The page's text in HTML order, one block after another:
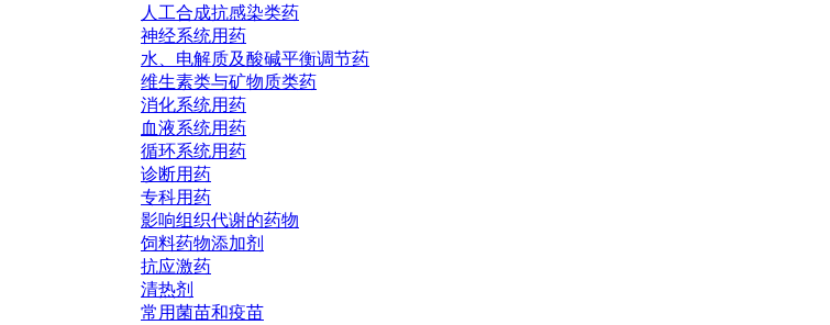
人工合成抗感染类药
神经系统用药
水、电解质及酸碱平衡调节药
维生素类与矿物质类药
消化系统用药
血液系统用药
循环系统用药
诊断用药
专科用药
影响组织代谢的药物
饲料药物添加剂
抗应激药
清热剂
常用菌苗和疫苗